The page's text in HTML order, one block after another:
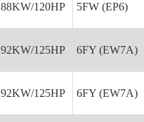
88KW/120HP 5FW (EP6)
92KW/125HP 6FY (EW7A)
92KW/125HP 6FY (EW7A)